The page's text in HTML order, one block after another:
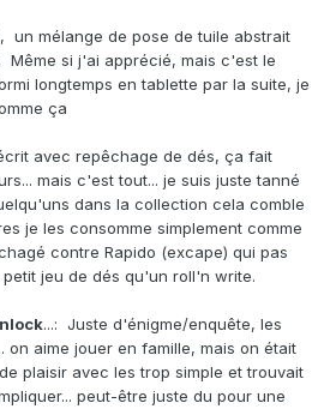
un mélange de pose de tuile abstrait
Même si j'ai apprécié, mais c'est le
longtemps en tablette par la suite, je
ça
avec repêchage de dés, ça fait
mais c'est tout... je suis juste tanné
dans la collection cela comble
je les consomme simplement comme
contre Rapido (excape) qui pas
jeu de dés qu'un roll'n write.
...: Juste d'énigme/enquête, les
on aime jouer en famille, mais on était
plaisir avec les trop simple et trouvait
peut-être juste du pour une